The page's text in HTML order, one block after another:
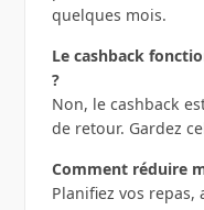
quelques mois.
Le cashback
?
Non, le cashback
de retour. Gardez
Comment réduire
Planifiez vos repas,